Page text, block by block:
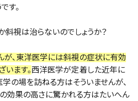
す。
斜視は治らないのでしょうか？
が、東洋医学には斜視の症状に有効
ます。西洋医学が定着した近年に
の場を訪ねる方はそういませんが、
効果の高さに驚かれる方はたいへん